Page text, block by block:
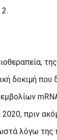
δοκιμή που
πριν
λόγω της